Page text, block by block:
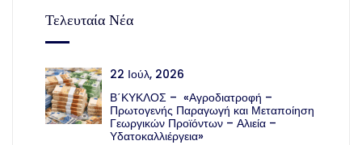
Τελευταία Νέα
22 Ιούλ, 2026
Β΄ΚΥΚΛΟΣ – «Αγροδιατροφή –
Πρωτογενής Παραγωγή και Μεταποίηση
Γεωργικών Προϊόντων – Αλιεία –
Υδατοκαλλιέργεια»